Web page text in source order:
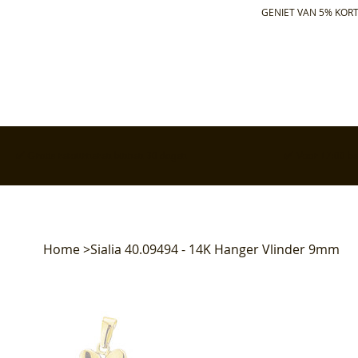
GENIET VAN 5%
Home>Sialia 40.09494 - 14K Hanger Vlinder 9mm